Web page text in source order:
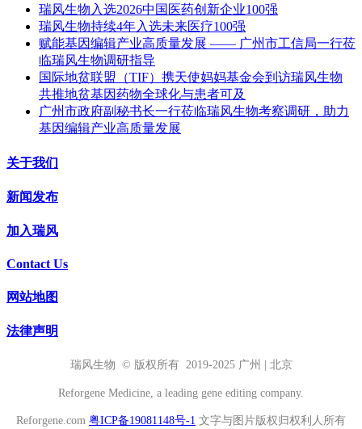
瑞风生物入选2026中国医药创新企业100强
瑞风生物持续4年入选未来医疗100强
赋能基因编辑产业高质量发展 —— 广州市工信局一行莅
临瑞风生物调研指导
国际地贫联盟（TIF）携天使妈妈基金会到访瑞风生物
共推地贫基因药物全球化与患者可及
广州市政府副秘书长一行莅临瑞风生物考察调研，助力
基因编辑产业高质量发展
关于我们
新闻发布
加入瑞风
Contact Us
网站地图
法律声明
瑞风生物 © 版权所有 2019-2025 广州 | 北京
Reforgene Medicine, a leading gene editing company.
Reforgene.com 粤ICP备19081148号-1 文字与图片版权归权利人所有